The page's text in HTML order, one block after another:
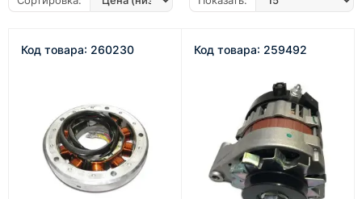
Код товара: 260230 Код товара: 259492